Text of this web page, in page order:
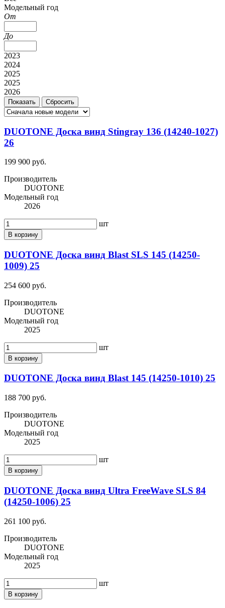
Модельный год
От
До
2023
2024
2025
2025
2026
DUOTONE Доска винд Stingray 136 (14240-1027)
26
199 900 руб.
Производитель
DUOTONE
Модельный год
2026
шт
В корзину
DUOTONE Доска винд Blast SLS 145 (14250-
1009) 25
254 600 руб.
Производитель
DUOTONE
Модельный год
2025
шт
В корзину
DUOTONE Доска винд Blast 145 (14250-1010) 25
188 700 руб.
Производитель
DUOTONE
Модельный год
2025
шт
В корзину
DUOTONE Доска винд Ultra FreeWave SLS 84
(14250-1006) 25
261 100 руб.
Производитель
DUOTONE
Модельный год
2025
шт
В корзину